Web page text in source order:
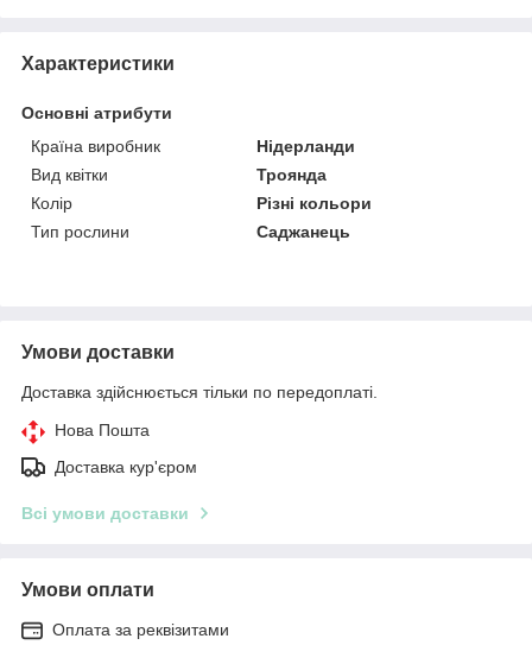
Характеристики
Основні атрибути
Країна виробник
Нідерланди
Вид квітки
Троянда
Колір
Різні кольори
Тип рослини
Саджанець
Умови доставки
Доставка здійснюється тільки по передоплаті.
Нова Пошта
Доставка кур'єром
Всі умови доставки
Умови оплати
Оплата за реквізитами